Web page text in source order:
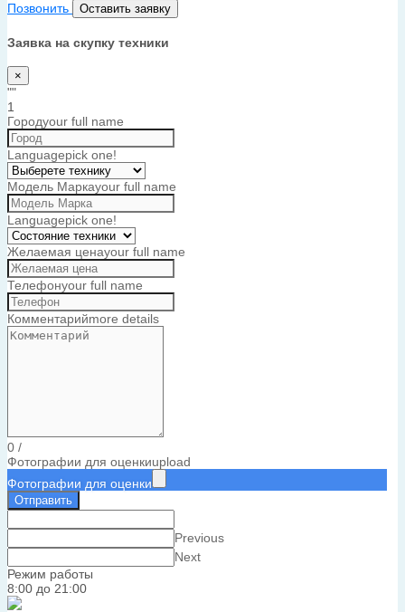
Позвонить
Оставить заявку
Заявка на скупку техники
×
""
1
Городyour full name
Languagepick one!
Модель Маркаyour full name
Languagepick one!
Желаемая ценаyour full name
Телефонyour full name
Комментарийmore details
0 /
Фотографии для оценкиupload
Фотографии для оценки
Отправить
Previous
Next
Режим работы
8:00 до 21:00